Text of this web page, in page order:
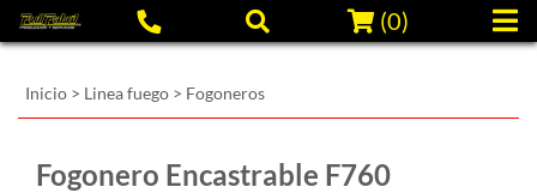
(0)
Inicio > Linea fuego > Fogoneros
Fogonero Encastrable F760